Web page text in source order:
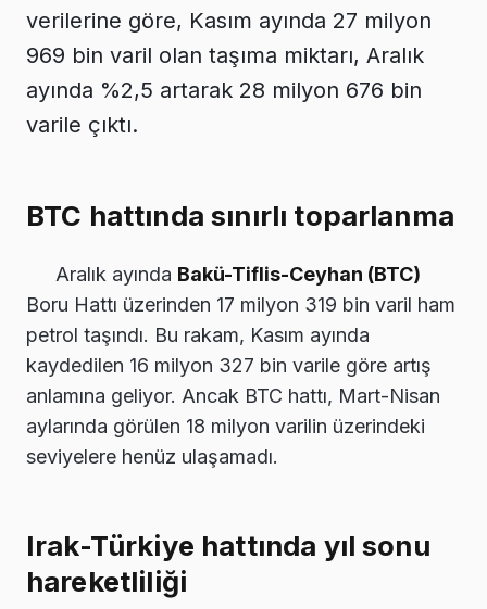
verilerine göre, Kasım ayında 27 milyon
969 bin varil olan taşıma miktarı, Aralık
ayında %2,5 artarak 28 milyon 676 bin
varile çıktı.
BTC hattında sınırlı toparlanma
Aralık ayında Bakü-Tiflis-Ceyhan (BTC)
Boru Hattı üzerinden 17 milyon 319 bin varil ham
petrol taşındı. Bu rakam, Kasım ayında
kaydedilen 16 milyon 327 bin varile göre artış
anlamına geliyor. Ancak BTC hattı, Mart-Nisan
aylarında görülen 18 milyon varilin üzerindeki
seviyelere henüz ulaşamadı.
Irak-Türkiye hattında yıl sonu
hareketliliği